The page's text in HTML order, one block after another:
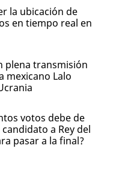
la ubicación de
en tiempo real en
plena transmisión
mexicano Lalo
votos debe de
a Rey del
pasar a la final?